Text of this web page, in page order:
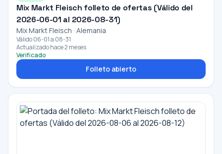
Mix Markt Fleisch folleto de ofertas (Válido del
2026-06-01 al 2026-08-31)
Mix Markt Fleisch · Alemania
Válido 06-01 a 08-31
Actualizado hace 2 meses
Verificado
Folleto abierto